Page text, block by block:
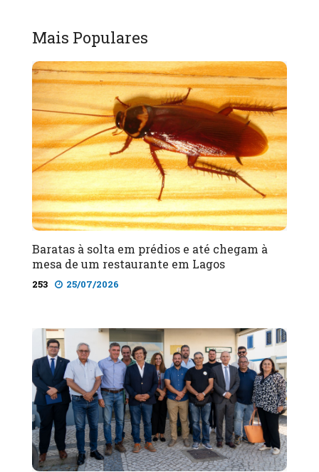
Mais Populares
Baratas à solta em prédios e até chegam à
mesa de um restaurante em Lagos
253 25/07/2026